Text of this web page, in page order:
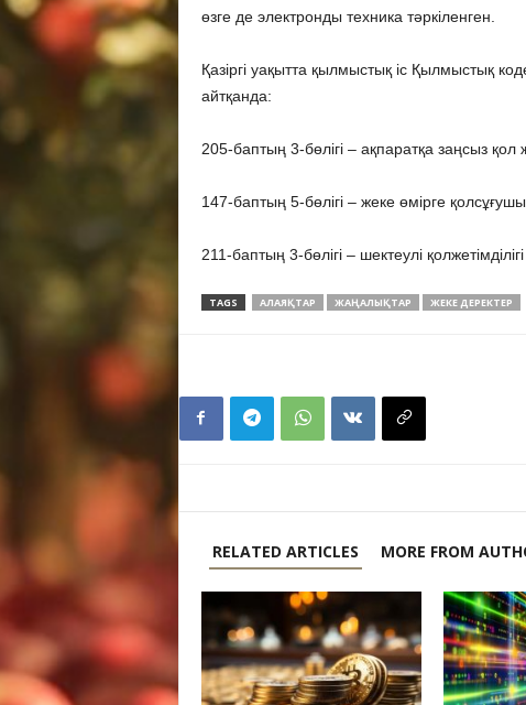
өзге де электронды техника тәркіленген.
Қазіргі уақытта қылмыстық іс Қылмыстық
айтқанда:
205-баптың 3-бөлігі – ақпаратқа заңсыз қол
147-баптың 5-бөлігі – жеке өмірге
211-баптың 3-бөлігі – шектеулі
TAGS АЛАЯҚТАР ЖАҢАЛЫҚТАР ЖЕКЕ ДЕРЕКТЕР
RELATED ARTICLES MORE FROM